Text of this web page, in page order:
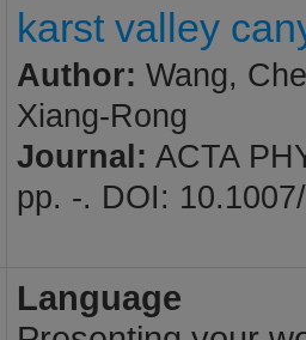
karst valley
Author: Wang,
Xiang-Rong
Journal: ACTA
pp. -. DOI:
Language